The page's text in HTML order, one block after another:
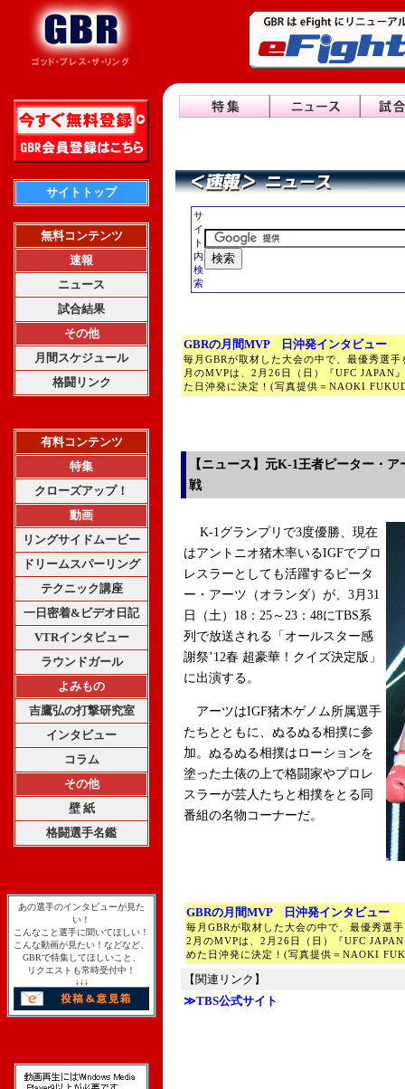
サイトトップ
無料コンテンツ
速報
ニュース
試合結果
その他
月間スケジュール
格闘リンク
有料コンテンツ
特集
クローズアップ！
動画
リングサイドムービー
ドリームスパーリング
テクニック講座
一日密着&ビデオ日記
VTRインタビュー
ラウンドガール
よみもの
吉鷹弘の打撃研究室
インタビュー
コラム
その他
壁 紙
格闘選手名鑑
あの選手のインタビューが見た
い！
こんなこと選手に聞いてほしい！
こんな動画が見たい！などなど、
GBRで特集してほしいこと、
リクエストも常時受付中！
↓↓↓
サ
イ
ト
内
検
索
GBRの月間MVP 日沖発インタビュー
毎月GBRが取材した大会の中で、最優秀選
月のMVPは、2月26日（日）『UFC JAPAN
た日沖発に決定！(写真提供＝NAOKI
【ニュース】元K-1王者ピーター・
戦
K-1グランプリで3度優勝、現在
はアントニオ猪木率いるIGFでプロ
レスラーとしても活躍するピータ
ー・アーツ（オランダ）が、3月31
日（土）18：25～23：48にTBS系
列で放送される「オールスター感
謝祭’12春 超豪華！クイズ決定版」
に出演する。
アーツはIGF猪木ゲノム所属選手
たちとともに、ぬるぬる相撲に参
加。ぬるぬる相撲はローションを
塗った土俵の上で格闘家やプロレ
スラーが芸人たちと相撲をとる同
番組の名物コーナーだ。
GBRの月間MVP 日沖発インタビュー
毎月GBRが取材した大会の中で、最優秀選
2月のMVPは、2月26日（日）『UFC
めた日沖発に決定！(写真提供＝NAOKI
【関連リンク】
≫TBS公式サイト